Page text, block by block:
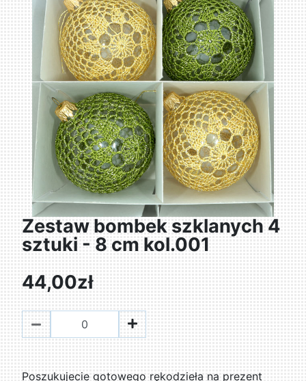
Zestaw bombek szklanych 4
sztuki - 8 cm kol.001
44,00zł
Poszukujecie gotowego rękodzieła na prezent